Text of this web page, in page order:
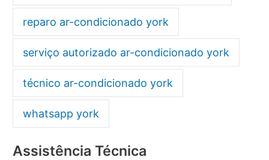
reparo ar-condicionado york
serviço autorizado ar-condicionado york
técnico ar-condicionado york
whatsapp york
Assistência Técnica